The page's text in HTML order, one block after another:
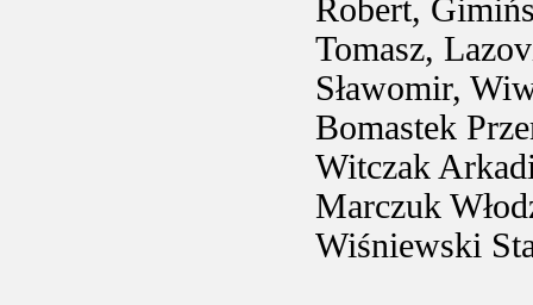
Robert,
Tomasz,
Sławomir,
Bomastek
Witczak
Marczuk
Wiśniewski